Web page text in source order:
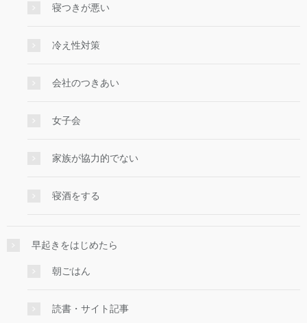
寝つきが悪い
冷え性対策
会社のつきあい
女子会
家族が協力的でない
寝酒をする
早起きをはじめたら
朝ごはん
読書・サイト記事